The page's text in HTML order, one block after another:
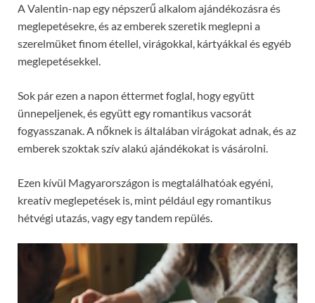
A Valentin-nap egy népszerű alkalom ajándékozásra és
meglepetésekre, és az emberek szeretik meglepni a
szerelmüket finom étellel, virágokkal, kártyákkal és egyéb
meglepetésekkel.
Sok pár ezen a napon éttermet foglal, hogy együtt
ünnepeljenek, és együtt egy romantikus vacsorát
fogyasszanak. A nőknek is általában virágokat adnak, és az
emberek szoktak szív alakú ajándékokat is vásárolni.
Ezen kívül Magyarországon is megtalálhatóak egyéni,
kreatív meglepetések is, mint például egy romantikus
hétvégi utazás, vagy egy tandem repülés.